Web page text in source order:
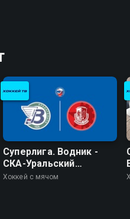
Суперлига. Водник -
СКА-Уральский
Трубник. Плей-офф
Хоккей с мячом